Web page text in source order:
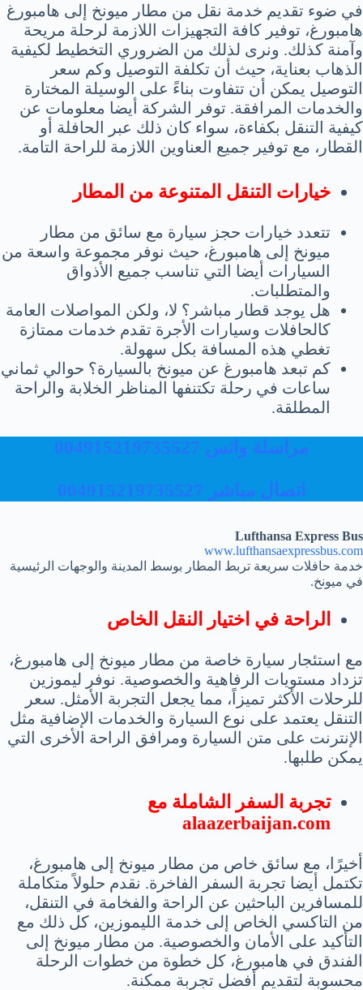
في ضوء تقديم خدمة نقل من مطار ميونخ إلى هامبورغ
هامبورغ، توفير كافة التجهيزات اللازمة لرحلة مريحة
وآمنة كذلك. ونرى لذلك من الضروري التخطيط لكيفية
الذهاب بعناية، حيث أن تكلفة التوصيل وكم سعر
التوصيل يمكن أن تتفاوت بناءً على الوسيلة المختارة
والخدمات المرافقة. توفر الشركة أيضا معلومات عن
كيفية التنقل بكفاءة، سواء كان ذلك عبر الحافلة أو
القطار، مع توفير جميع العناوين اللازمة للراحة التامة.
خيارات التنقل المتنوعة من المطار
تتعدد خيارات حجز سيارة مع سائق من مطار
ميونخ إلى هامبورغ، حيث نوفر مجموعة واسعة من
السيارات أيضا التي تناسب جميع الأذواق
والمتطلبات.
هل يوجد قطار مباشر؟ لا، ولكن المواصلات العامة
كالحافلات وسيارات الأجرة تقدم خدمات ممتازة
تغطي هذه المسافة بكل سهولة.
كم تبعد هامبورغ عن ميونخ بالسيارة؟ حوالي ثماني
ساعات في رحلة تكتنفها المناظر الخلابة والراحة
المطلقة.
مراسلة واتس 004915219735527
اتصال مباشر 004915219735527
Lufthansa Express Bus
www.lufthansaexpressbus.com
خدمة حافلات سريعة تربط المطار بوسط المدينة والوجهات الرئيسية
في ميونخ.
الراحة في اختيار النقل الخاص
مع استئجار سيارة خاصة من مطار ميونخ إلى هامبورغ،
تزداد مستويات الرفاهية والخصوصية. نوفر ليموزين
للرحلات الأكثر تميزاً، مما يجعل التجربة الأمثل. سعر
التنقل يعتمد على نوع السيارة والخدمات الإضافية مثل
الإنترنت على متن السيارة ومرافق الراحة الأخرى التي
يمكن طلبها.
تجربة السفر الشاملة مع
alaazerbaijan.com
أخيرًا، مع سائق خاص من مطار ميونخ إلى هامبورغ،
تكتمل أيضا تجربة السفر الفاخرة. نقدم حلولاً متكاملة
للمسافرين الباحثين عن الراحة والفخامة في التنقل،
من التاكسي الخاص إلى خدمة الليموزين، كل ذلك مع
التأكيد على الأمان والخصوصية. من مطار ميونخ إلى
الفندق في هامبورغ، كل خطوة من خطوات الرحلة
محسوبة لتقديم أفضل تجربة ممكنة.